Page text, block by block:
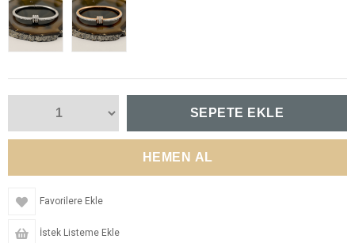
Favorilere Ekle
İstek Listeme Ekle